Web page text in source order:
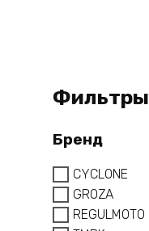
Фильтры
Бренд
CYCLONE
GROZA
REGULMOTO